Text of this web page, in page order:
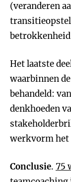
(veranderen
Het laatste
waarbinnen
behandeld:
denkhoeden
werkvorm het
Conclusie. 75